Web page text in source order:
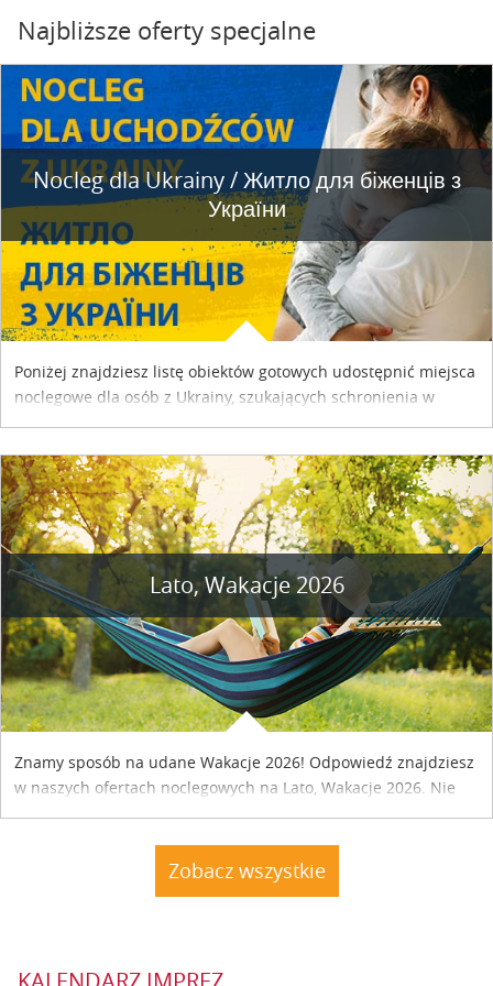
Najbliższe oferty specjalne
Nocleg dla Ukrainy / Житло для бiженцiв з
України
Poniżej znajdziesz listę obiektów gotowych udostępnić miejsca
noclegowe dla osób z Ukrainy, szukających schronienia w
Lato, Wakacje 2026
Znamy sposób na udane Wakacje 2026! Odpowiedź znajdziesz
w naszych ofertach noclegowych na Lato, Wakacje 2026. Nie
zwlekaj atrakcyjne noclegi czekają...
Zobacz wszystkie